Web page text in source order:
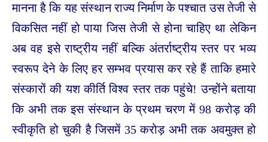
मानना है कि यह संस्थान राज्य निर्माण के पश्चात उस तेजी से
विकसित नहीं हो पाया जिस तेजी से होना चाहिए था लेकिन
अब वह इसे राष्ट्रीय नहीं बल्कि अंतर्राष्ट्रीय स्तर पर भव्य
स्वरूप देने के लिए हर सम्भव प्रयास कर रहे हैं ताकि हमारे
संस्कारों की यश कीर्ति विश्व स्तर तक पहुंचे! उन्होंने बताया
कि अभी तक इस संस्थान के प्रथम चरण में 98 करोड़ की
स्वीकृति हो चुकी है जिसमें 35 करोड़ अभी तक अवमुक्त हो